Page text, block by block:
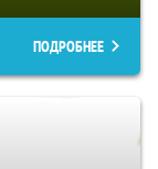
ПОДРОБНЕЕ